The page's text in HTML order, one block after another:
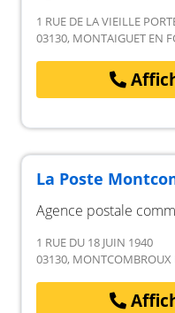
1 RUE DE LA VIEILLE
03130, MONTAIGUET EN
La Poste
Agence postale
1 RUE DU 18 JUIN 1940
03130, MONTCOMBROUX